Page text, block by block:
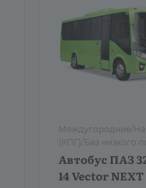
Междугородние/На
(КПГ)/Без низкого
Автобус ПАЗ
14 Vector NEXT